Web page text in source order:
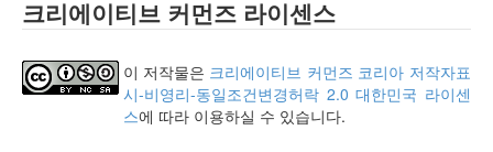
크리에이티브 커먼즈 라이센스
이 저작물은 크리에이티브 커먼즈 코리아 저작자표
시-비영리-동일조건변경허락 2.0 대한민국 라이센
스에 따라 이용하실 수 있습니다.